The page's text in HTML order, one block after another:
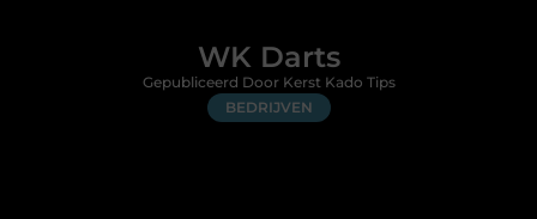
WK Darts
BEDRIJVEN
Gepubliceerd Door Kerst Kado Tips